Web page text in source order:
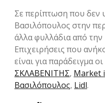
Σε περίπτωση που δεν
Βασιλόπουλος στην
άλλα φυλλάδια από την
Επιχειρήσεις που
είναι για παράδειγμα οι
ΣΚΛΑΒΕΝΙΤΗΣ, Market
Βασιλόπουλος, Lidl.